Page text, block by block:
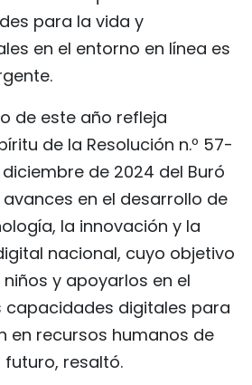
para la vida y
en el entorno en línea es
de este año refleja
de la Resolución n.º 57-
de 2024 del Buró
en el desarrollo de
la innovación y la
nacional, cuyo objetivo
y apoyarlos en el
capacidades digitales para
en recursos humanos de
resaltó.